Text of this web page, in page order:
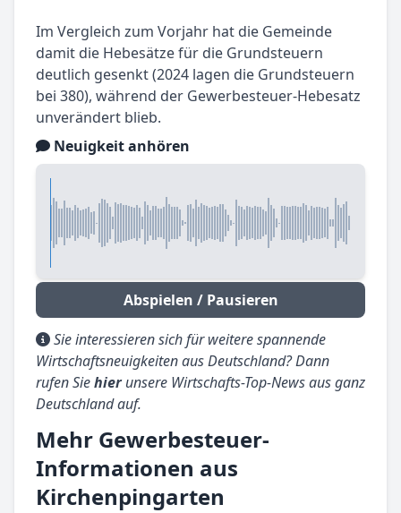
Im Vergleich zum Vorjahr hat die Gemeinde
damit die Hebesätze für die Grundsteuern
deutlich gesenkt (2024 lagen die Grundsteuern
bei 380), während der Gewerbesteuer-Hebesatz
unverändert blieb.
Neuigkeit anhören
Abspielen / Pausieren
Sie interessieren sich für weitere spannende
Wirtschaftsneuigkeiten aus Deutschland? Dann
rufen Siehierunsere Wirtschafts-Top-News aus ganz
Deutschland auf.
Mehr Gewerbesteuer-
Informationen aus
Kirchenpingarten